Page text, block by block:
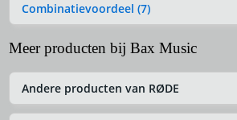
Combinatievoordeel (7)
Meer producten bij Bax Music
Andere producten van RØDE